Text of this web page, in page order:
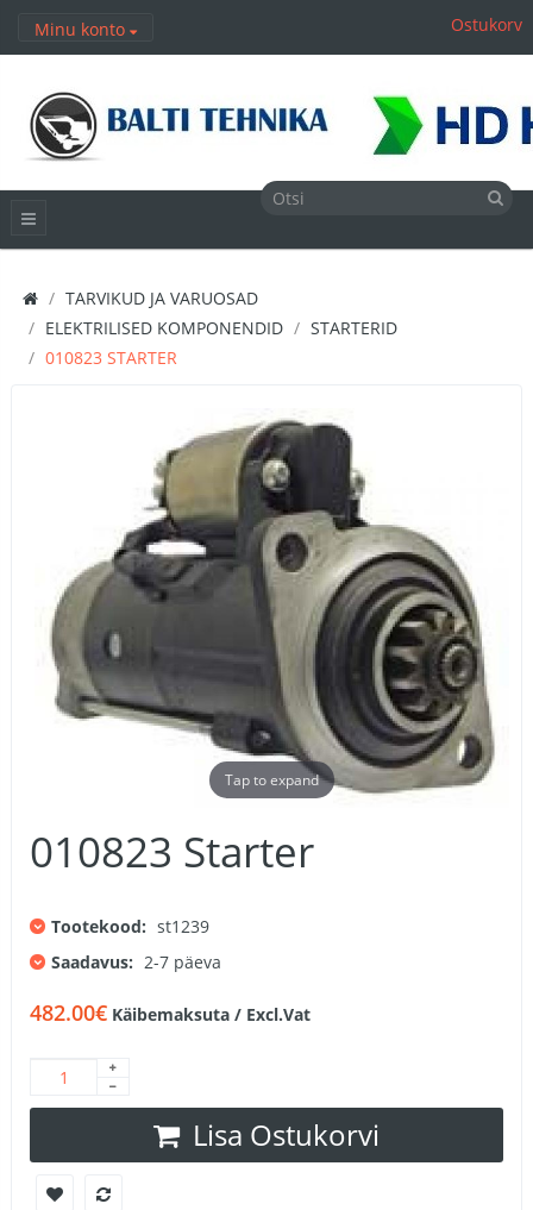
Minu konto Ostukorv
TARVIKUD JA VARUOSAD
ELEKTRILISED KOMPONENDID
STARTERID
010823 STARTER
Tap to expand
010823 Starter
Tootekood: st1239
Saadavus: 2-7 päeva
482.00€ Käibemaksuta / Excl.Vat
Lisa Ostukorvi